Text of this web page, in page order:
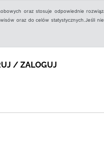
oraz stosuje odpowiednie
oraz do celów statystycznych.Jeśli
/ ZALOGUJ